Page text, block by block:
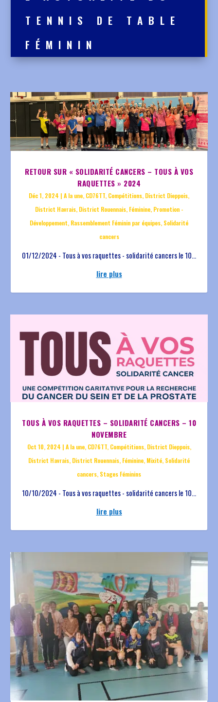
TENNIS DE TABLE
FÉMININ
RETOUR SUR « SOLIDARITÉ CANCERS – TOUS À VOS
RAQUETTES » 2024
Déc 1, 2024 | A la une, CD76TT, Compétitions, District Dieppois,
District Havrais, District Rouennais, Féminine, Promotion -
Développement, Rassemblement Féminin par équipes, Solidarité
cancers
01/12/2024 - Tous à vos raquettes - solidarité cancers le 10...
lire plus
TOUS À VOS RAQUETTES – SOLIDARITÉ CANCERS – 10
NOVEMBRE
Oct 10, 2024 | A la une, CD76TT, Compétitions, District Dieppois,
District Havrais, District Rouennais, Féminine, Mixité, Solidarité
cancers, Stages Féminins
10/10/2024 - Tous à vos raquettes - solidarité cancers le 10...
lire plus